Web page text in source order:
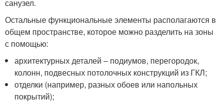
санузел.
Остальные функциональные элементы располагаются в
общем пространстве, которое можно разделить на зоны
с помощью:
архитектурных деталей – подиумов, перегородок,
колонн, подвесных потолочных конструкций из ГКЛ;
отделки (например, разных обоев или напольных
покрытий);